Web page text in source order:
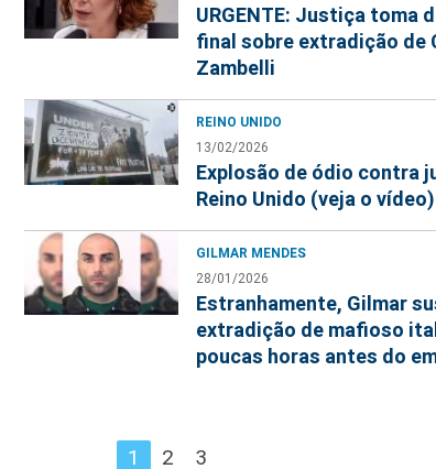
URGENTE: Justiça toma
final sobre extradição de
Zambelli
REINO UNIDO
13/02/2026
Explosão de ódio contra
Reino Unido (veja o vídeo)
GILMAR MENDES
28/01/2026
Estranhamente, Gilmar
extradição de mafioso
poucas horas antes do
1 2 3